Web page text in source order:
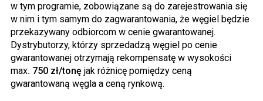
w tym programie, zobowiązane są do zarejestrowania się
w nim i tym samym do zagwarantowania, że węgiel będzie
przekazywany odbiorcom w cenie gwarantowanej.
Dystrybutorzy, którzy sprzedadzą węgiel po cenie
gwarantowanej otrzymają rekompensatę w wysokości
max. 750 zł/tonę jak różnicę pomiędzy ceną
gwarantowaną węgla a ceną rynkową.